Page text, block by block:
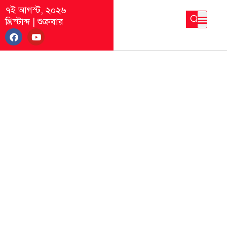
৭ই আগস্ট, ২০২৬
খ্রিস্টাব্দ|শুক্রবার